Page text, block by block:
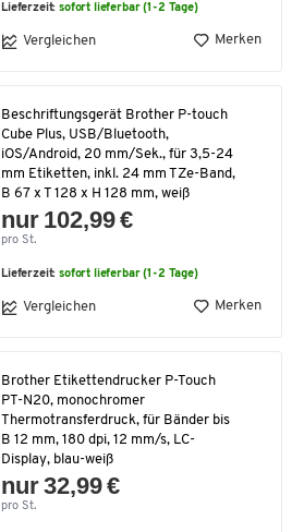
Lieferzeit:sofort lieferbar (1-2 Tage)
Vergleichen Merken
Beschriftungsgerät Brother P-touch
Cube Plus, USB/Bluetooth,
iOS/Android, 20 mm/Sek., für 3,5-24
mm Etiketten, inkl. 24 mm TZe-Band,
B 67 x T 128 x H 128 mm, weiß
nur 102,99 €
pro St.
Lieferzeit:sofort lieferbar (1-2 Tage)
Vergleichen Merken
Brother Etikettendrucker P-Touch
PT-N20, monochromer
Thermotransferdruck, für Bänder bis
B 12 mm, 180 dpi, 12 mm/s, LC-
Display, blau-weiß
nur 32,99 €
pro St.